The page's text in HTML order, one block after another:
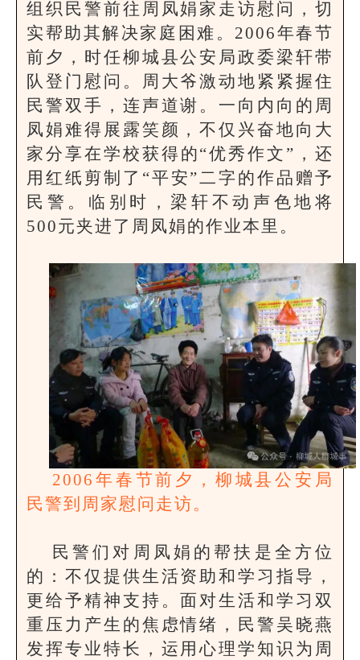
组织民警前往周凤娟家走访慰问，切
实帮助其解决家庭困难。2006年春节
前夕，时任柳城县公安局政委梁轩带
队登门慰问。周大爷激动地紧紧握住
民警双手，连声道谢。一向内向的周
凤娟难得展露笑颜，不仅兴奋地向大
家分享在学校获得的“优秀作文”，还
用红纸剪制了“平安”二字的作品赠予
民警。临别时，梁轩不动声色地将
500元夹进了周凤娟的作业本里。
2006年春节前夕，柳城县公安局
民警到周家慰问走访。
民警们对周凤娟的帮扶是全方位
的：不仅提供生活资助和学习指导，
更给予精神支持。面对生活和学习双
重压力产生的焦虑情绪，民警吴晓燕
发挥专业特长，运用心理学知识为周